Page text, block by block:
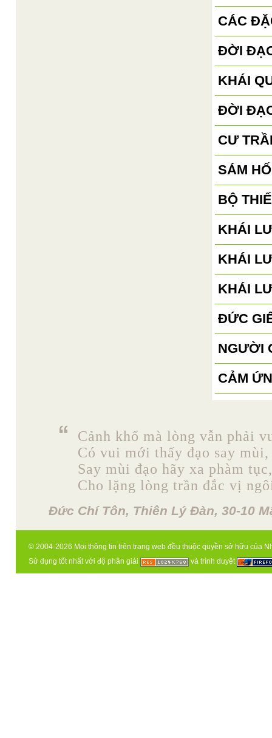
CÁC
ĐỜI
KHÁI
ĐỜI
CƯ
SÁM
BỘ
KHÁI
KHÁI
KHÁI
ĐỨC
NGƯỜI
CẢM
Cảnh khổ mà lòng vẫn phải
Có vui mới thấy đạo say mùi,
Say mùi đạo hãy xa phàm tục,
Cho lặng lòng trần đắc vị
Đức Chí Tôn, Thiên Lý Đàn, 30-10
© 2004-2026 Mọi thông tin trên trang web đều thuộc quyền sở hữu của
Sử dụng tốt nhất với độ phân giải
và trình duyệt